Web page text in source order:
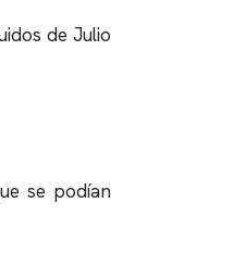
de Julio
se podían